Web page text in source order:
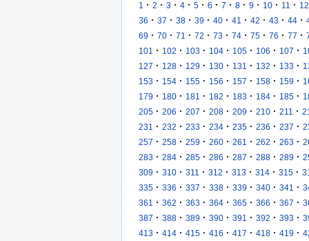
1 · 2 · 3 · 4 · 5 · 6 · 7 · 8 · 9 · 10 · 11 · 12
36 · 37 · 38 · 39 · 40 · 41 · 42 · 43 · 44 ·
69 · 70 · 71 · 72 · 73 · 74 · 75 · 76 · 77 ·
101
· 102 · 103 · 104 · 105 · 106 · 107 ·
127 · 128 · 129 · 130 · 131 · 132 · 133 ·
153 · 154 · 155 · 156 · 157 · 158 · 159 ·
179 · 180 · 181 · 182 · 183 · 184 · 185 ·
205 · 206 · 207 · 208 · 209 · 210 · 211 ·
231
· 232 · 233 · 234 · 235 · 236 · 237 ·
257 · 258 · 259 · 260 · 261 · 262 · 263 ·
283 · 284 · 285 · 286 · 287 · 288 · 289 ·
309 · 310 · 311 · 312 · 313 · 314 · 315 ·
335 · 336 · 337 · 338 · 339 · 340 · 341 ·
361
· 362 · 363 · 364 · 365 · 366 · 367 ·
387 · 388 · 389 · 390 · 391 · 392 · 393 ·
413 · 414 · 415 · 416 · 417 · 418 · 419 ·